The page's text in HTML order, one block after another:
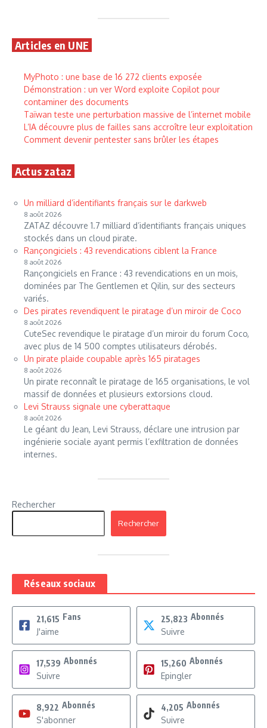
Articles en UNE
MyPhoto : une base de 16 272 clients exposée
Démonstration : un ver Word exploite Copilot pour
contaminer des documents
Taïwan teste une perturbation massive de l’internet mobile
L’IA découvre plus de failles sans accroître leur exploitation
Comment devenir pentester sans brûler les étapes
Actus zataz
Un milliard d’identifiants français sur le darkweb
8 août 2026
ZATAZ découvre 1.7 milliard d’identifiants français uniques
stockés dans un cloud pirate.
Rançongiciels : 43 revendications ciblent la France
8 août 2026
Rançongiciels en France : 43 revendications en un mois,
dominées par The Gentlemen et Qilin, sur des secteurs
variés.
Des pirates revendiquent le piratage d’un miroir de Coco
8 août 2026
CuteSec revendique le piratage d’un miroir du forum Coco,
avec plus de 14 500 comptes utilisateurs dérobés.
Un pirate plaide coupable après 165 piratages
8 août 2026
Un pirate reconnaît le piratage de 165 organisations, le vol
massif de données et plusieurs extorsions cloud.
Levi Strauss signale une cyberattaque
8 août 2026
Le géant du Jean, Levi Strauss, déclare une intrusion par
ingénierie sociale ayant permis l’exfiltration de données
internes.
Rechercher
Rechercher
Réseaux sociaux
21,615 Fans
J'aime
25,823 Abonnés
Suivre
17,539 Abonnés
Suivre
15,260 Abonnés
Epingler
8,922 Abonnés
S'abonner
4,205 Abonnés
Suivre